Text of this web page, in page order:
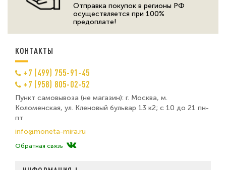
Отправка покупок в регионы РФ
осуществляется при 100%
предоплате!
КОНТАКТЫ
+7 (499) 755-91-45
+7 (958) 805-02-52
Пункт самовывоза (не магазин): г. Москва, м.
Коломенская, ул. Кленовый бульвар 13 к2; с 10 до 21 пн-
пт
info@moneta-mira.ru
Обратная связь